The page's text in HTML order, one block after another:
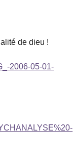
de dieu !
2006-05-01-